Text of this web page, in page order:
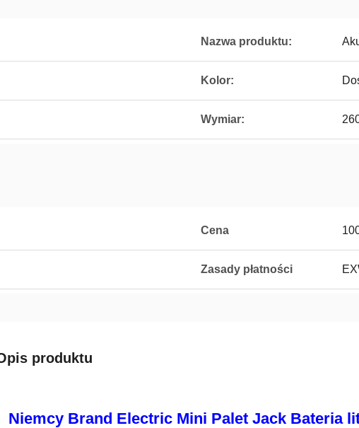
Nazwa produktu:
Kolor:
Wymiar:
Cena
Zasady płatności
produktu
Niemcy Brand Electric Mini Palet Jack Bateria